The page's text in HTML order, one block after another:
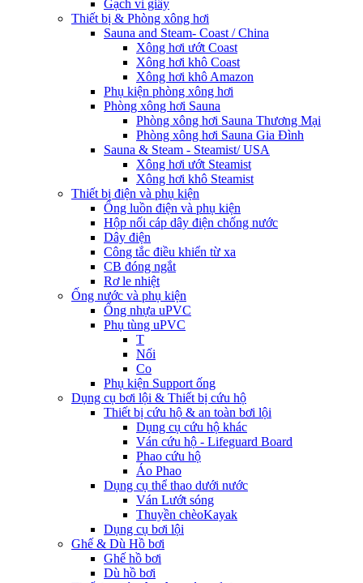
Gạch vỉ giấy
Thiết bị & Phòng xông hơi
Sauna and Steam- Coast / China
Xông hơi ướt Coast
Xông hơi khô Coast
Xông hơi khô Amazon
Phụ kiện phòng xông hơi
Phòng xông hơi Sauna
Phòng xông hơi Sauna Thương Mại
Phòng xông hơi Sauna Gia Đình
Sauna & Steam - Steamist/ USA
Xông hơi ướt Steamist
Xông hơi khô Steamist
Thiết bị điện và phụ kiện
Ống luồn điện và phụ kiện
Hộp nối cáp dây điện chống nước
Dây điện
Công tắc điều khiển từ xa
CB đóng ngắt
Rơ le nhiệt
Ống nước và phụ kiện
Ống nhựa uPVC
Phụ tùng uPVC
T
Nối
Co
Phụ kiện Support ống
Dụng cụ bơi lội & Thiết bị cứu hộ
Thiết bị cứu hộ & an toàn bơi lội
Dụng cụ cứu hộ khác
Ván cứu hộ - Lifeguard Board
Phao cứu hộ
Áo Phao
Dụng cụ thể thao dưới nước
Ván Lướt sóng
Thuyền chèoKayak
Dụng cụ bơi lội
Ghế & Dù Hồ bơi
Ghế hồ bơi
Dù hồ bơi